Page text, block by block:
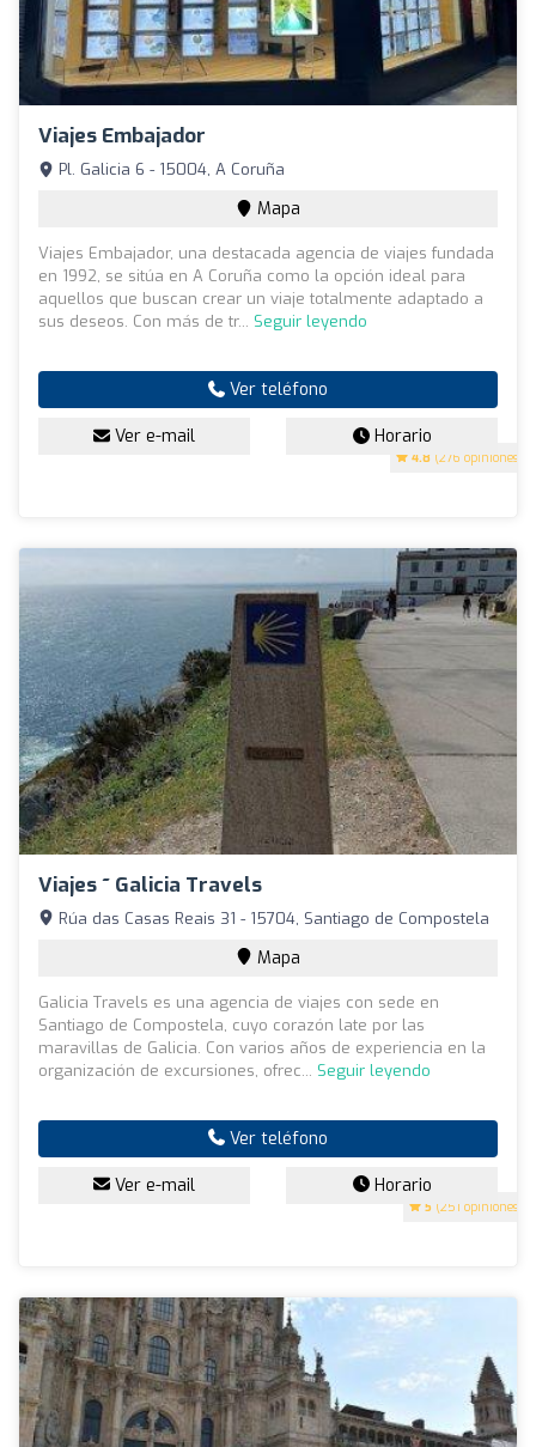
Viajes Embajador
4.8 (276 opiniones)
Pl. Galicia 6 - 15004, A Coruña
Mapa
Viajes Embajador, una destacada agencia de viajes fundada
en 1992, se sitúa en A Coruña como la opción ideal para
aquellos que buscan crear un viaje totalmente adaptado a
sus deseos. Con más de tr... Seguir leyendo
Ver teléfono
Ver e-mail Horario
Viajes ~ Galicia Travels
5 (251 opiniones)
Rúa das Casas Reais 31 - 15704, Santiago de Compostela
Mapa
Galicia Travels es una agencia de viajes con sede en
Santiago de Compostela, cuyo corazón late por las
maravillas de Galicia. Con varios años de experiencia en la
organización de excursiones, ofrec... Seguir leyendo
Ver teléfono
Ver e-mail Horario